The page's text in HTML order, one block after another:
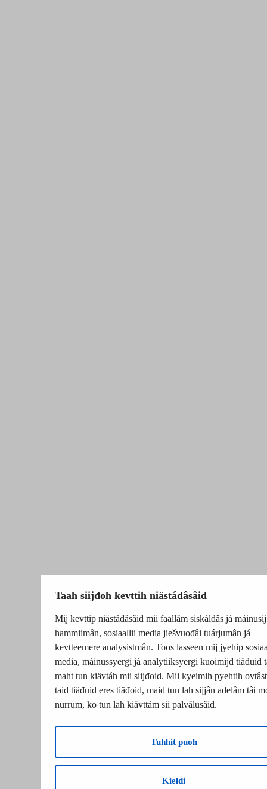
Taah siijđoh kevttih niästádâsâid
Mij kevttip niästádâsâid mii faallâm siskáldâs já máinusij
hammiimân, sosiaallii media jiešvuođâi tuárjumân já
kevtteemere analysistmân. Toos lasseen mij jyehip
media, máinussyergi já analytiiksyergi kuoimijd tiäđuid
maht tun kiävtáh mii siijđoid. Mii kyeimih pyehtih
taid tiäđuid eres tiäđoid, maid tun lah sijjân adelâm tâi
nurrum, ko tun lah kiävttám sii palvâlusâid.
Tuhhit puoh
Kieldi